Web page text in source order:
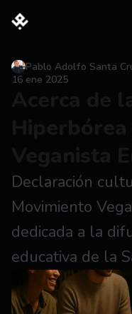
16 ene 2025
Pablo Adolfo Santa
Declaración
Movimiento
dedicada a la
educativa de la